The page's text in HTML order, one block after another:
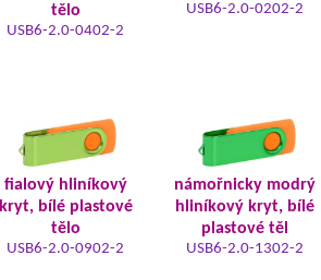
tělo
USB6-2.0-0402-2
USB6-2.0-0202-2
fialový hliníkový
kryt, bílé plastové
tělo
USB6-2.0-0902-2
námořnicky modrý
hliníkový kryt, bílé
plastové těl
USB6-2.0-1302-2